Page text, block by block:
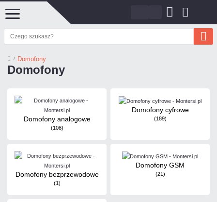
Domofony
Domofony
Domofony analogowe
(108)
Domofony cyfrowe
(189)
Domofony bezprzewodowe
(1)
Domofony GSM
(21)